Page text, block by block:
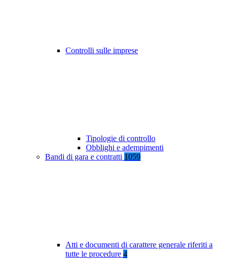
Controlli sulle imprese
Tipologie di controllo
Obblighi e adempimenti
Bandi di gara e contratti 1059
Atti e documenti di carattere generale riferiti a
tutte le procedure 4